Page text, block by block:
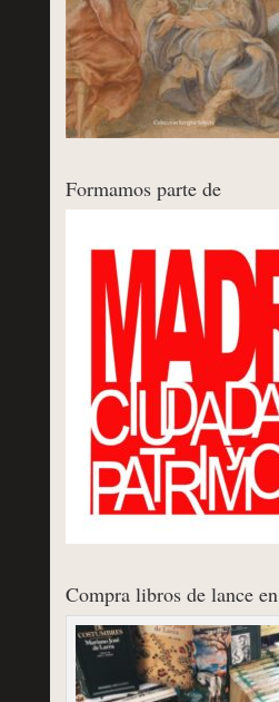
Formamos parte de
Compra libros de lance en